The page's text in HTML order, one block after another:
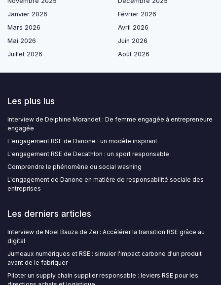
Janvier 2026
Février 2026
Mars 2026
Avril 2026
Mai 2026
Juin 2026
Juillet 2026
Août 2026
Les plus lus
Interview de Delphine Morandet : De femme engagée à entrepreneure
engagée
L'engagement RSE de Danone : un modèle inspirant
L'engagement RSE de Decathlon : un sport responsable
Comprendre le phénomène du social washing
L'engagement de Danone en matière de responsabilité sociale des
entreprises
Les derniers articles
Interview de Noel Bauza de Zei : Accélérer la transition RSE grâce au
digital
Jumeaux numériques et RSE : simuler l'impact carbone d'un produit
avant de le fabriquer
Piloter un supply chain supplier responsable : leviers RSE pour les